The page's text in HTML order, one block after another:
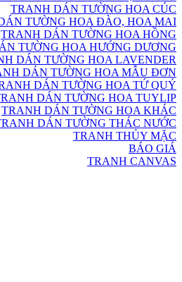
TRANH DÁN TƯỜNG HOA CÚC
TƯỜNG HOA ĐÀO, HOA MAI
TRANH DÁN TƯỜNG HOA HỒNG
TƯỜNG HOA HƯỚNG DƯƠNG
DÁN TƯỜNG HOA LAVENDER
DÁN TƯỜNG HOA MẪU ĐƠN
DÁN TƯỜNG HOA TỨ QUÝ
DÁN TƯỜNG HOA TUYLIP
TRANH DÁN TƯỜNG HOA KHÁC
DÁN TƯỜNG THÁC NƯỚC
TRANH THỦY MẶC
BÁO GIÁ
TRANH CANVAS